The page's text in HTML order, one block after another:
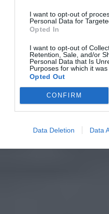
I want to opt-out of
Personal Data for
Opted In
I want to opt-out of
Retention, Sale, and/or
Personal Data that Is
Purposes for which it was
Opted Out
CONFIRM
Data Deletion Data